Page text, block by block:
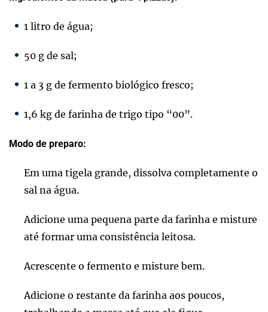
1 litro de água;
50 g de sal;
1 a 3 g de fermento biológico fresco;
1,6 kg de farinha de trigo tipo “00”.
Modo de preparo:
Em uma tigela grande, dissolva completamente o
sal na água.
Adicione uma pequena parte da farinha e misture
até formar uma consistência leitosa.
Acrescente o fermento e misture bem.
Adicione o restante da farinha aos poucos,